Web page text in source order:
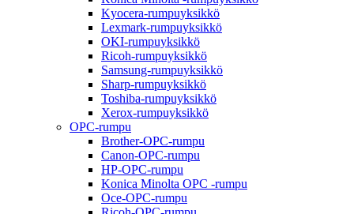
Kyocera-rumpuyksikkö
Lexmark-rumpuyksikkö
OKI-rumpuyksikkö
Ricoh-rumpuyksikkö
Samsung-rumpuyksikkö
Sharp-rumpuyksikkö
Toshiba-rumpuyksikkö
Xerox-rumpuyksikkö
OPC-rumpu
Brother-OPC-rumpu
Canon-OPC-rumpu
HP-OPC-rumpu
Konica Minolta OPC -rumpu
Oce-OPC-rumpu